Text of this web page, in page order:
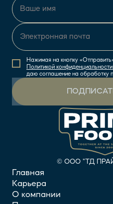
Нажимая на кнопку
Политикой
даю соглашение на обработку
© ООО "ТД
Главная
Карьера
О компании